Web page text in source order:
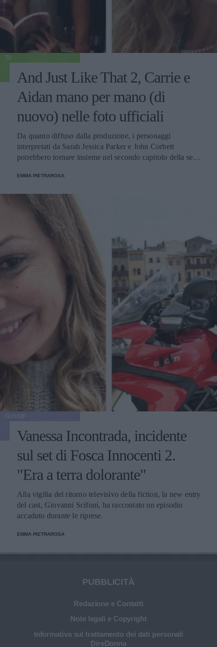
TV
And Just Like That 2, Carrie e
Aidan mano per mano (di
nuovo) nelle foto ufficiali
Da quanto diffuso dalla produzione, i personaggi
interpretati da Sarah Jessica Parker e John Corbett
potrebbero tornare insieme nel secondo capitolo della serie
EMMA PIETRAROSA
Vanessa Incontrada, incidente
sul set di Fosca Innocenti 2.
"Era a terra dolorante"
Alla vigilia del ritorno televisivo della fiction, la new entry
del cast, Giovanni Scifoni, ha raccontato un episodio
accaduto durante le riprese.
EMMA PIETRAROSA
PUBBLICITÀ
Redazione e Contatti
Note legali e Copyright
Informativa sul trattamento dei dati personali
DireDonna